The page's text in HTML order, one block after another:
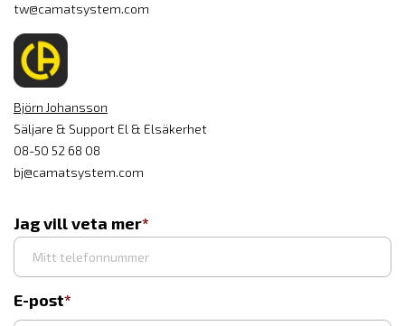
tw@camatsystem.com
Björn Johansson
Säljare & Support El & Elsäkerhet
08-50 52 68 08
bj@camatsystem.com
Jag vill veta mer
E-post